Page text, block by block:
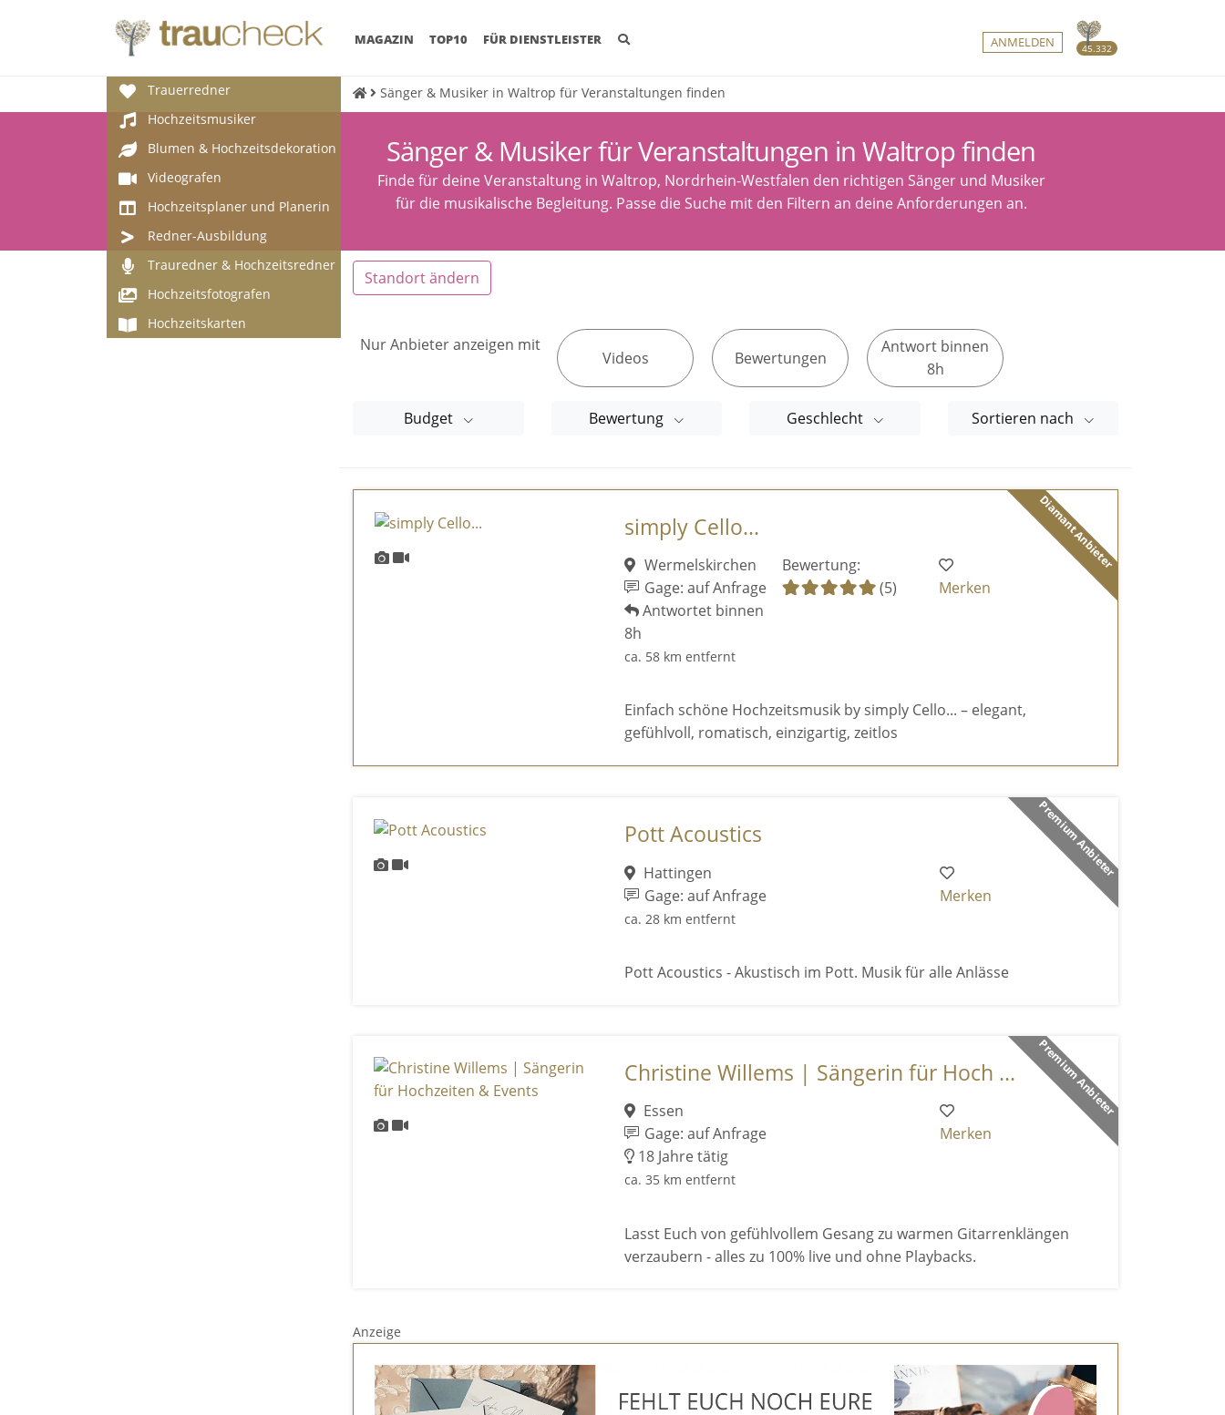
45.332
MAGAZIN (CURRENT)
TOP10 FÜR DIENSTLEISTER ANMELDEN
Trauerredner
Hochzeitsmusiker
Blumen & Hochzeitsdekoration
Videografen
Hochzeitsplaner und Planerin
Redner-Ausbildung
Trauredner & Hochzeitsredner
Hochzeitsfotografen
Hochzeitskarten
Sänger & Musiker in Waltrop für Veranstaltungen finden
Sänger & Musiker für Veranstaltungen in Waltrop finden
Finde für deine Veranstaltung in Waltrop, Nordrhein-Westfalen den richtigen Sänger und Musiker
für die musikalische Begleitung. Passe die Suche mit den Filtern an deine Anforderungen an.
Standort ändern
Nur Anbieter anzeigen mit
Videos Bewertungen
Antwort binnen
8h
Budget Bewertung Geschlecht Sortieren nach
Diamant Anbieter
simply Cello...
Wermelskirchen
Gage: auf Anfrage
Antwortet binnen
8h
ca. 58 km entfernt
Bewertung:
(5)
Merken
Einfach schöne Hochzeitsmusik by simply Cello... – elegant,
gefühlvoll, romatisch, einzigartig, zeitlos
Premium Anbieter
Pott Acoustics
Hattingen
Gage: auf Anfrage
ca. 28 km entfernt
Merken
Pott Acoustics - Akustisch im Pott. Musik für alle Anlässe
Premium Anbieter
Christine Willems | Sängerin für Hoch ...
Essen
Gage: auf Anfrage
18 Jahre tätig
ca. 35 km entfernt
Merken
Lasst Euch von gefühlvollem Gesang zu warmen Gitarrenklängen
verzaubern - alles zu 100% live und ohne Playbacks.
Anzeige